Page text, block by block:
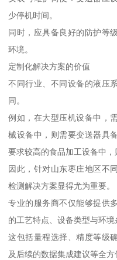
少停机时间。
同时，应具备良好的防护等
环境。
定制化解决方案的价值
不同行业、不同设备的液压
同。
例如，在大型压机设备中，
械设备中，则需要变送器具
要求较高的食品加工设备中，
因此，针对山东枣庄地区不
检测解决方案显得尤为重要。
专业的服务商不仅能够提供
的工艺特点、设备类型与环境
这包括量程选择、精度等级
及后续的数据集成建议等全方